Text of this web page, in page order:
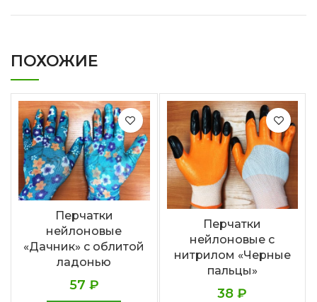
ПОХОЖИЕ
Перчатки
нейлоновые
«Дачник» с облитой
ладонью
57 ₽
Перчатки
нейлоновые с
нитрилом «Черные
пальцы»
38₽